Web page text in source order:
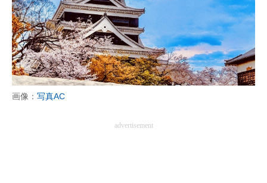
画像： 写真AC
advertisement